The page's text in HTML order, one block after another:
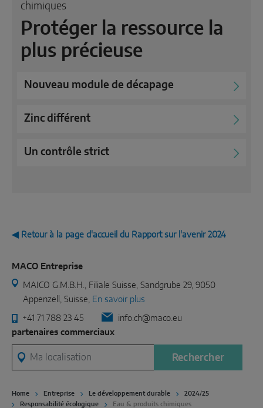
chimiques
Protéger la ressource la
plus précieuse
Nouveau module de décapage
Zinc différent
Un contrôle strict
◀ Retour à la page d'accueil du Rapport sur l'avenir 2024
MACO Entreprise
MAICO G.M.B.H., Filiale Suisse, Sandgrube 29, 9050
Appenzell, Suisse, En savoir plus
+41 71 788 23 45
info.ch@maco.eu
partenaires commerciaux
Ma localisation
Rechercher
Home Entreprise Le développement durable
2024/25
Responsabilité écologique
Eau & produits chimiques